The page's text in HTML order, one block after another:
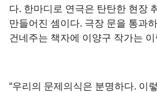
다. 한마디로 연극은 탄탄한 현장
만들어진 셈이다. 극장 문을 통과
건네주는 책자에 이양구 작가는
“우리의 문제의식은 분명하다. 이